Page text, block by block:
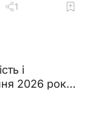
1
і
2026 року